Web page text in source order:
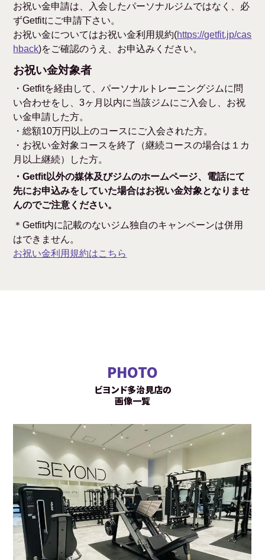
お祝い金申請は、入会したパーソナルジムではなく、必
ずGetfitにご申請下さい。
お祝い金についてはお祝い金利用規約(https://getfit.jp/cas
hback)をご確認のうえ、お申込みください。
お祝い金対象者
・Getfitを経由して、パーソナルトレーニングジムに問
い合わせをし、3ヶ月以内に当該ジムにご入会し、お祝
い金申請した方。
・総額10万円以上のコースにご入会された方。
・お祝い金対象コースを終了（継続コースの場合は１カ
月以上継続）した方。
・Getfit以外の媒体及びジムのホームページ、電話にて
先にお申込みをしていた場合はお祝い金対象となりませ
んのでご注意ください。
＊Getfit内に記載のないジム独自のキャンペーンは併用
はできません。
お祝い金利用規約はこちら
PHOTO
ビヨンド多治見店の
画像一覧